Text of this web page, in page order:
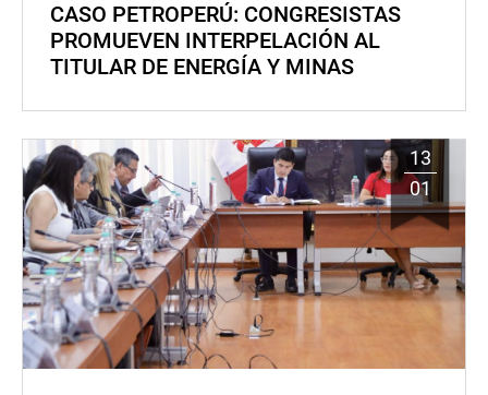
CASO PETROPERÚ: CONGRESISTAS
PROMUEVEN INTERPELACIÓN AL
TITULAR DE ENERGÍA Y MINAS
13
01